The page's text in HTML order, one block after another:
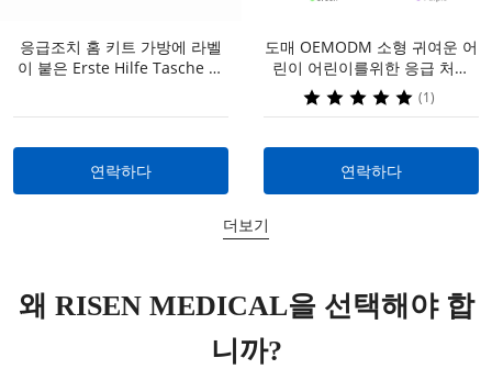
연락하다
응급조치 홈 키트 가방에 라벨
이 붙은 Erste Hilfe Tasche 응
연락하다
연락하다
도매 OEMODM 소형 귀여운 어
린이 어린이를위한 응급 처치
키트 부모를위한 이동 중 어린
이 홈 야외
(1)
연락하다
더보기
왜 RISEN MEDICAL을 선택해야 합
니까?